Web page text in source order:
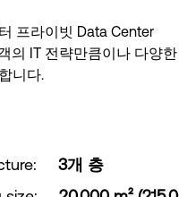
프라이빗 Data Center
의 IT 전략만큼이나 다양한
니다.
:
3개 층